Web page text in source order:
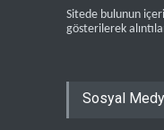
Sitede bulunun
gösterilerek
Sosyal